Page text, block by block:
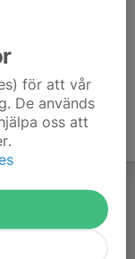
för att vår
De används
oss att